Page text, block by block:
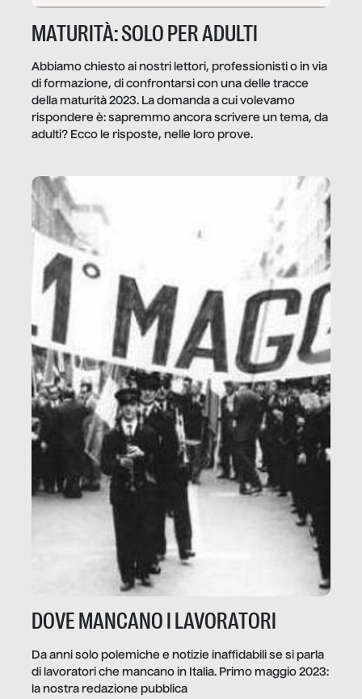
MATURITÀ: SOLO PER ADULTI
Abbiamo chiesto ai nostri lettori, professionisti o in via
di formazione, di confrontarsi con una delle tracce
della maturità 2023. La domanda a cui volevamo
rispondere è: sapremmo ancora scrivere un tema, da
adulti? Ecco le risposte, nelle loro prove.
DOVE MANCANO I LAVORATORI
Da anni solo polemiche e notizie inaffidabili se si parla
di lavoratori che mancano in Italia. Primo maggio 2023:
la nostra redazione pubblica